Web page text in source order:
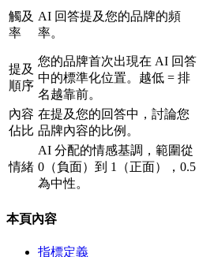
觸及
率
AI 回答提及您的品牌的頻
率。
提及
順序
您的品牌首次出現在 AI 回答
中的標準化位置。越低 = 排
名越靠前。
內容
佔比
在提及您的回答中，討論您
品牌內容的比例。
情緒
AI 分配的情感基調，範圍從
0（負面）到 1（正面），0.5
為中性。
本頁內容
指標定義